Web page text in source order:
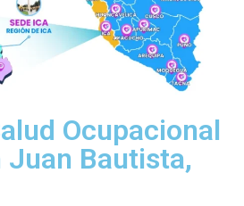
Ocupacional
Juan Bautista,